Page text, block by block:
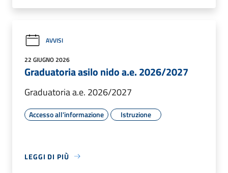
AVVISI
22 GIUGNO 2026
Graduatoria asilo nido a.e. 2026/2027
Graduatoria a.e. 2026/2027
Accesso all'informazione Istruzione
LEGGI DI PIÙ